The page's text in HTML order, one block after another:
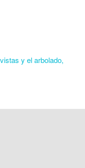
y el arbolado,